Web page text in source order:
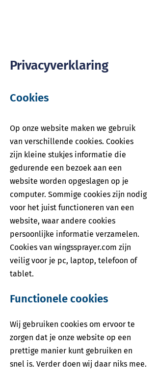
Privacyverklaring
Cookies
Op onze website maken we gebruik
van verschillende cookies. Cookies
zijn kleine stukjes informatie die
gedurende een bezoek aan een
website worden opgeslagen op je
computer. Sommige cookies zijn nodig
voor het juist functioneren van een
website, waar andere cookies
persoonlijke informatie verzamelen.
Cookies van wingssprayer.com zijn
veilig voor je pc, laptop, telefoon of
tablet.
Functionele cookies
Wij gebruiken cookies om ervoor te
zorgen dat je onze website op een
prettige manier kunt gebruiken en
snel is. Verder doen wij daar niks mee.